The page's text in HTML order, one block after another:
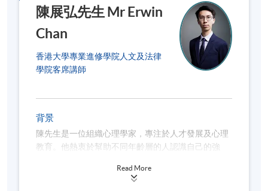
apply/payment-methods/
課程是否舉行取決於報名人數，若成功舉行，學員
將在開課前
天收到電郵，包含詳細的地點及
課室安排。若您於開課前一星期內報名，請立刻聯
繫本部門以作跟進。除課程資料更改外，本院將不
況。各教學中心地點請參閱：
https://www.hkuspace.hku.hk/cht/learning-centre/
發出的「付款確認通知」電郵。請妥善保存該電郵
或出示與報名時相同的身分證明文件，
陳展弘先生 Mr Erwin
Chan
香港大學專業進修學院人文及法律
學院客席講師
背景
陳先生是一位組織心理學家，專注於人才發展及心理
教育。他熱衷於幫助不同年齡層的人認識自己的強
Read More